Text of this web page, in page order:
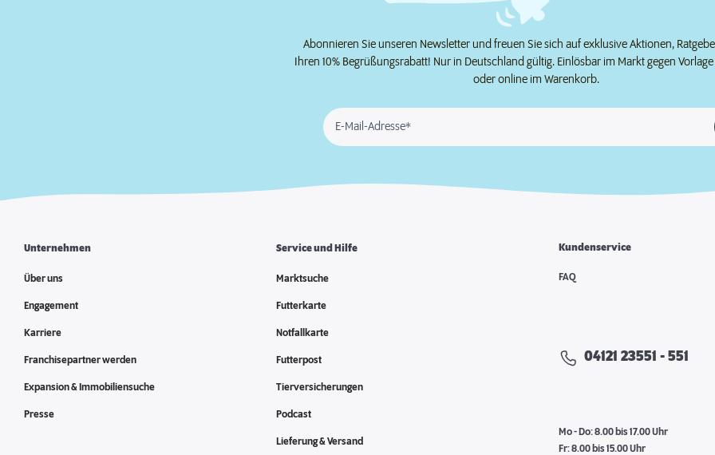
Abonnieren Sie unseren Newsletter und freuen Sie sich auf exklusive Aktionen,
Ihren 10% Begrüßungsrabatt! Nur in Deutschland gültig. Einlösbar im Markt gegen
oder online im Warenkorb.
E-Mail-Adresse*
Unternehmen
Über uns
Engagement
Karriere
Franchisepartner werden
Expansion & Immobiliensuche
Presse
Service und Hilfe
Marktsuche
Futterkarte
Notfallkarte
Futterpost
Tierversicherungen
Podcast
Lieferung & Versand
Kundenservice
FAQ
04121 23551 - 551
Mo - Do: 8.00 bis 17.00 Uhr
Fr: 8.00 bis 15.00 Uhr